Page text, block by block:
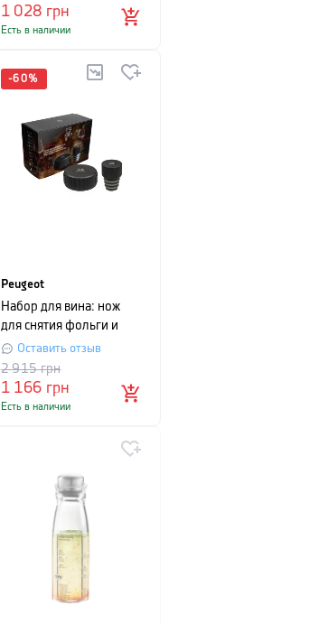
1 028 грн
Есть в наличии
-60%
Peugeot
Набор для вина: нож
для снятия фольги и
пробка для вина
Peugeot SAVEURS DE
VINS, черный
Оставить отзыв
1 166 грн
2 915грн
Есть в наличии